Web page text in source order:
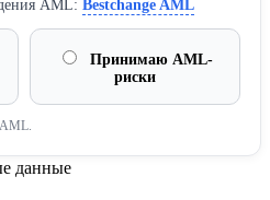
AML: Bestchange AML
Принимаю AML-
риски
AML.
данные